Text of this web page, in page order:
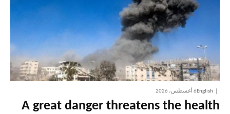
English6 أغسطس، 2026
A great danger threatens the health